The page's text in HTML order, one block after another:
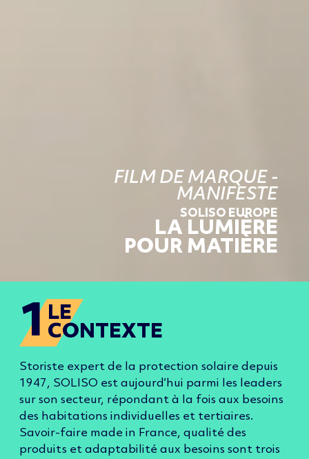
FILM DE MARQUE -
MANIFESTE
SOLISO EUROPE
LA LUMIÈRE
POUR MATIÈRE
1 LE
CONTEXTE
Storiste expertde la protection solaire depuis
1947, SOLISO est aujourd’hui parmi les leaders
sur son secteur, répondant à la fois aux besoins
des habitations individuelles et tertiaires.
Savoir-faire made in France, qualité des
produits et adaptabilité aux besoins sont trois